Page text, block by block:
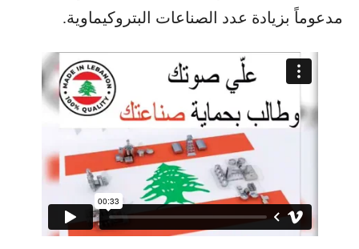
مدعوماً بزيادة عدد الصناعات البتروكيماوية.